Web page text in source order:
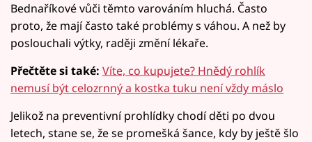
Bednaříkové vůči těmto varováním hluchá. Často
proto, že mají často také problémy s váhou. A než by
poslouchali výtky, raději změní lékaře.
Přečtěte si také: Víte, co kupujete? Hnědý rohlík
nemusí být celozrnný a kostka tuku není vždy máslo
Jelikož na preventivní prohlídky chodí děti po dvou
letech, stane se, že se promešká šance, kdy by ještě šlo